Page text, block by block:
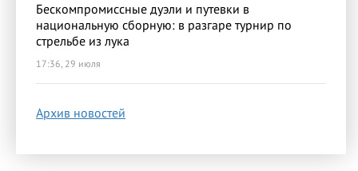
Бескомпромиссные дуэли и путевки в
национальную сборную: в разгаре турнир по
стрельбе из лука
17:36, 29 июля
Архив новостей